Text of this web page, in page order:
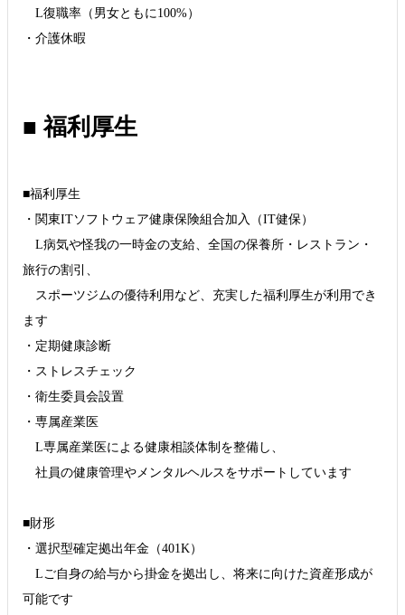
L復職率（男女ともに100%）
■ 福利厚生
■福利厚生
・関東ITソフトウェア健康保険組合加入（IT健保）
L病気や怪我の一時金の支給、全国の保養所・レストラン・
旅行の割引、
スポーツジムの優待利用など、充実した福利厚生が利用でき
ます
・定期健康診断
・ストレスチェック
・衛生委員会設置
・専属産業医
L専属産業医による健康相談体制を整備し、
社員の健康管理やメンタルヘルスをサポートしています
■財形
・選択型確定拠出年金（401K）
Lご自身の給与から掛金を拠出し、将来に向けた資産形成が
可能です